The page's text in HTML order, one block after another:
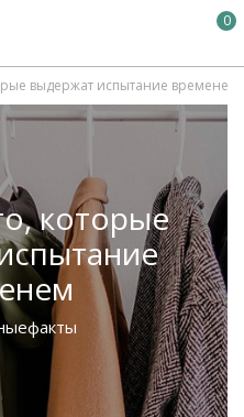
0
выдержат испытание временем
которые